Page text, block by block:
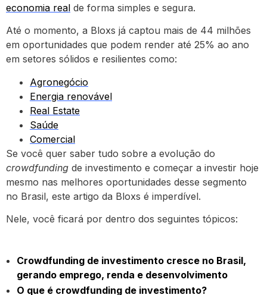
economia real de forma simples e segura.
Até o momento, a Bloxs já captou mais de 44 milhões
em oportunidades que podem render até 25% ao ano
em setores sólidos e resilientes como:
Agronegócio
Energia renovável
Real Estate
Saúde
Comercial
Se você quer saber tudo sobre a evolução do
crowdfunding de investimento e começar a investir hoje
mesmo nas melhores oportunidades desse segmento
no Brasil, este artigo da Bloxs é imperdível.
Nele, você ficará por dentro dos seguintes tópicos:
Crowdfunding de investimento cresce no Brasil,
gerando emprego, renda e desenvolvimento
O que é crowdfunding de investimento?